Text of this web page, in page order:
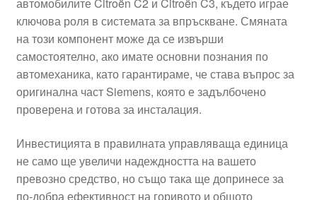
автомобилите Citroën C2 и Citroën C3, където играе
ключова роля в системата за впръскване. Смяната
на този компонент може да се извърши
самостоятелно, ако имате основни познания по
автомеханика, като гарантираме, че става въпрос за
оригинална част Siemens, която е задълбочено
проверена и готова за инсталация.
Инвестицията в правилната управляваща единица
не само ще увеличи надеждността на вашето
превозно средство, но също така ще допринесе за
по-добра ефективност на горивото и общото